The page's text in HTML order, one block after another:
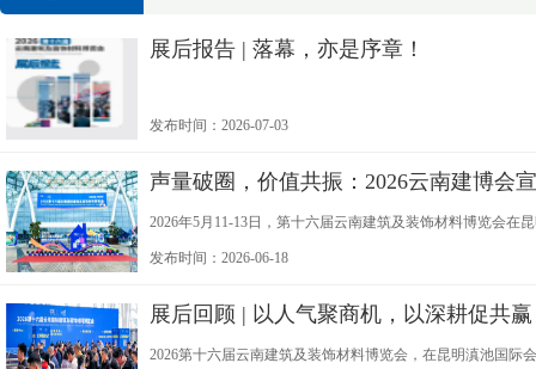
展后报告 | 落幕，亦是序章！
发布时间：2026-07-03
声量破圈，价值共振：2026云南建博会
2026年5月11-13日，第十六届云南建筑及装饰材料博览会在
展"为主题，展览规模5万平方米，汇聚1000余家品牌及
发布时间：2026-06-18
展后回顾 | 以人气聚商机，以深耕促共赢
2026第十六届云南建筑及装饰材料博览会，在昆明滇池国